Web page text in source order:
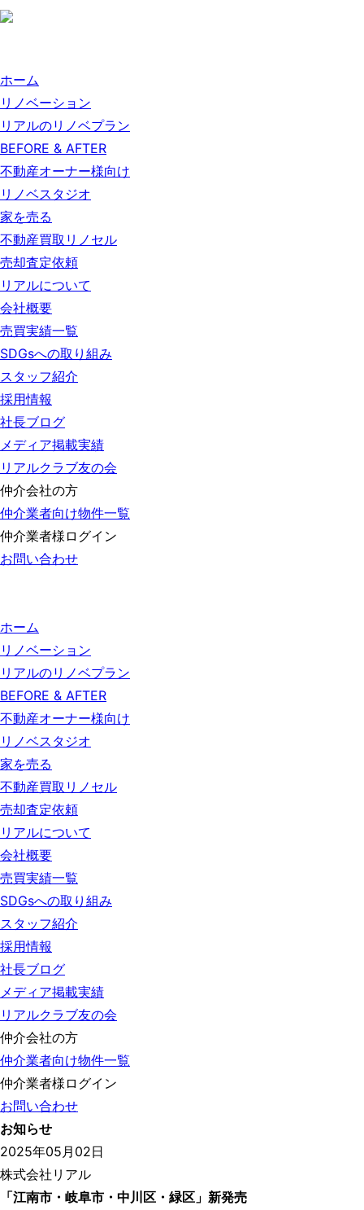
ホーム
リノベーション
リアルのリノベプラン
BEFORE & AFTER
不動産オーナー様向け
リノベスタジオ
家を売る
不動産買取リノセル
売却査定依頼
リアルについて
会社概要
売買実績一覧
SDGsへの取り組み
スタッフ紹介
採用情報
社長ブログ
メディア掲載実績
リアルクラブ友の会
仲介会社の方
仲介業者向け物件一覧
仲介業者様ログイン
お問い合わせ
ホーム
リノベーション
リアルのリノベプラン
BEFORE & AFTER
不動産オーナー様向け
リノベスタジオ
家を売る
不動産買取リノセル
売却査定依頼
リアルについて
会社概要
売買実績一覧
SDGsへの取り組み
スタッフ紹介
採用情報
社長ブログ
メディア掲載実績
リアルクラブ友の会
仲介会社の方
仲介業者向け物件一覧
仲介業者様ログイン
お問い合わせ
お知らせ
2025年05月02日
株式会社リアル
「江南市・岐阜市・中川区・緑区」新発売